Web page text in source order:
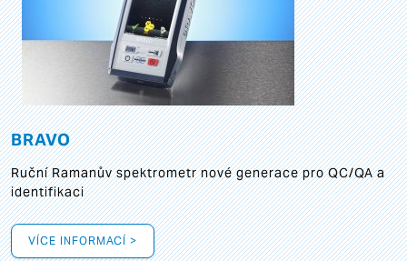
BRAVO
Ruční Ramanův spektrometr nové generace pro QC/QA a
identifikaci
VÍCE INFORMACÍ >